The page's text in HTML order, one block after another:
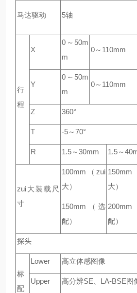
马达驱动 5轴
行
程
X
0～50m
m
0～110mm
Y
0～50m
m
0～110mm
Z 360°
T -5～70°
R 1.5～30mm 1.5～
zui大装载尺
寸
100mm（zui
大）
150mm
大）
150mm（选
配）
配）
探头
标
配
Lower 高立体感图像
Upper 高分辨SE、LA-BSE图